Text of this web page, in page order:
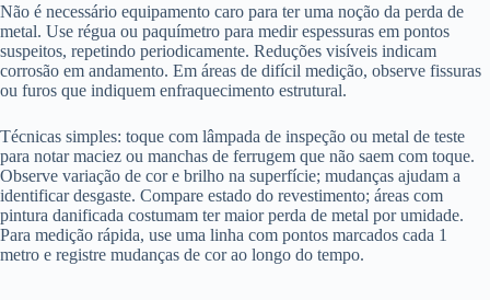
Não é necessário equipamento caro para ter uma noção da perda de
metal. Use régua ou paquímetro para medir espessuras em pontos
suspeitos, repetindo periodicamente. Reduções visíveis indicam
corrosão em andamento. Em áreas de difícil medição, observe fissuras
ou furos que indiquem enfraquecimento estrutural.
Técnicas simples: toque com lâmpada de inspeção ou metal de teste
para notar maciez ou manchas de ferrugem que não saem com toque.
Observe variação de cor e brilho na superfície; mudanças ajudam a
identificar desgaste. Compare estado do revestimento; áreas com
pintura danificada costumam ter maior perda de metal por umidade.
Para medição rápida, use uma linha com pontos marcados cada 1
metro e registre mudanças de cor ao longo do tempo.